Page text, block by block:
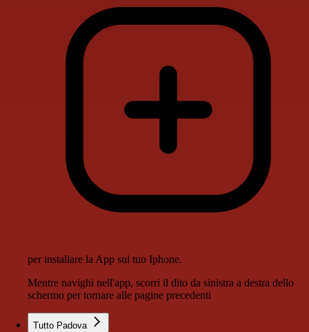
per installare la App sul tuo Iphone.
Mentre navighi nell'app, scorri il dito da sinistra a destra dello
schermo per tornare alle pagine precedenti
Tutto Padova